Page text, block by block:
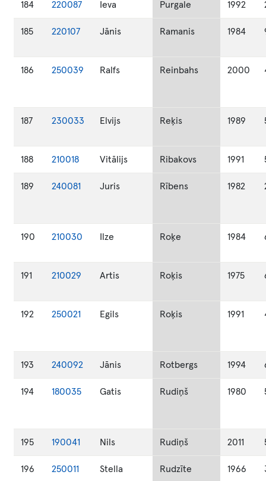
184 220087 Ieva Purgale 1992
185 220107 Jānis Ramanis 1984
186 250039 Ralfs Reinbahs 2000
187 230033 Elvijs Reķis 1989
188 210018 Vitālijs Ribakovs 1991
189 240081 Juris Rībens 1982
190 210030 Ilze Roķe 1984
191 210029 Artis Roķis 1975
192 250021 Egils Roķis 1991
193 240092 Jānis Rotbergs 1994
194 180035 Gatis Rudiņš 1980
195 190041 Nils Rudiņš 2011
196 250011 Stella Rudzīte 1966